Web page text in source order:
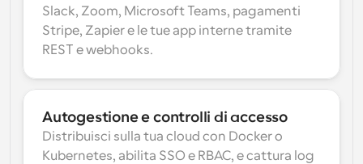
Slack, Zoom, Microsoft Teams, pagamenti
Stripe, Zapier e le tue app interne tramite
REST e webhooks.
Autogestione e controlli di accesso
Distribuisci sulla tua cloud con Docker o
Kubernetes, abilita SSO e RBAC, e cattura log